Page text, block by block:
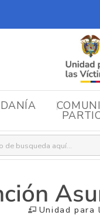
Unidad para